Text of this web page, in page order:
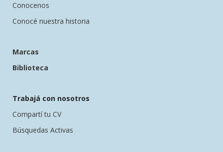
Conocenos
Conocé nuestra historia
Marcas
Biblioteca
Trabajá con nosotros
Compartí tu CV
Búsquedas Activas